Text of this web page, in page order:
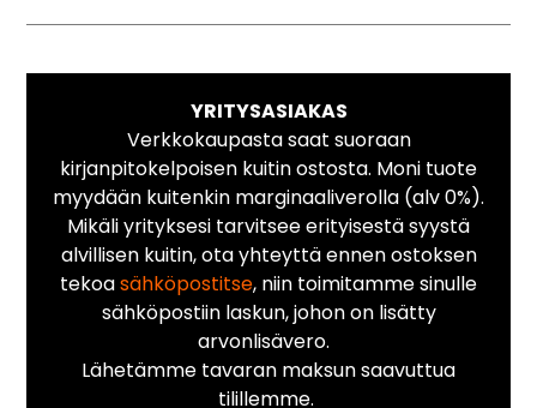
YRITYSASIAKAS
Verkkokaupasta saat suoraan
kirjanpitokelpoisen kuitin ostosta. Moni tuote
myydään kuitenkin marginaaliverolla (alv 0%).
Mikäli yrityksesi tarvitsee erityisestä syystä
alvillisen kuitin, ota yhteyttä ennen ostoksen
tekoasähköpostitse, niin toimitamme sinulle
sähköpostiin laskun, johon on lisätty
arvonlisävero.
Lähetämme tavaran maksun saavuttua
tilillemme.